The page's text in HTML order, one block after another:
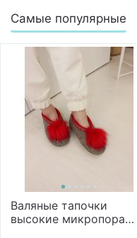
Самые популярные
Валяные тапочки
высокие микропора